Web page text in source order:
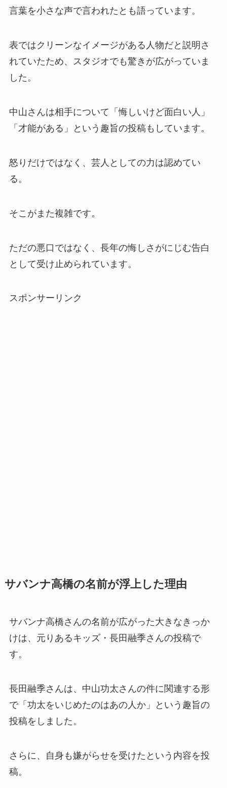
言葉を小さな声で言われたとも語っています。
表ではクリーンなイメージがある人物だと説明さ
れていたため、スタジオでも驚きが広がっていま
した。
中山さんは相手について「悔しいけど面白い人」
「才能がある」という趣旨の投稿もしています。
怒りだけではなく、芸人としての力は認めてい
る。
そこがまた複雑です。
ただの悪口ではなく、長年の悔しさがにじむ告白
として受け止められています。
スポンサーリンク
サバンナ高橋の名前が浮上した理由
サバンナ高橋さんの名前が広がった大きなきっか
けは、元りあるキッズ・長田融季さんの投稿で
す。
長田融季さんは、中山功太さんの件に関連する形
で「功太をいじめたのはあの人か」という趣旨の
投稿をしました。
さらに、自身も嫌がらせを受けたという内容を投
稿。